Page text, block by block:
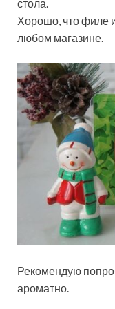
стола.
Хорошо, что филе
любом магазине.
Рекомендую
ароматно.